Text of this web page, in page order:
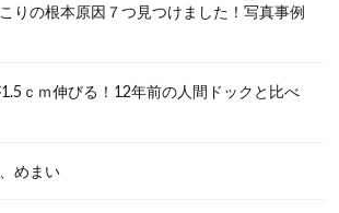
りの根本原因７つ見つけました！写真事例
ｃｍ伸びる！12年前の人間ドックと比べ
めまい